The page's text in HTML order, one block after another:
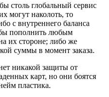
столь глобальный сервис
могут наколоть, то
с внутреннего баланса
пополнить любым
их стороне; либо же
суммы в момент заказа.
никакой защиты от
карт, но они боятся
пластика.